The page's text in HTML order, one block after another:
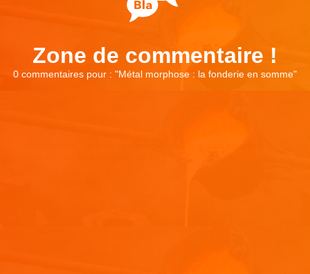
Zone de commentaire !
0 commentaires pour : "Métal morphose : la fonderie en somme"